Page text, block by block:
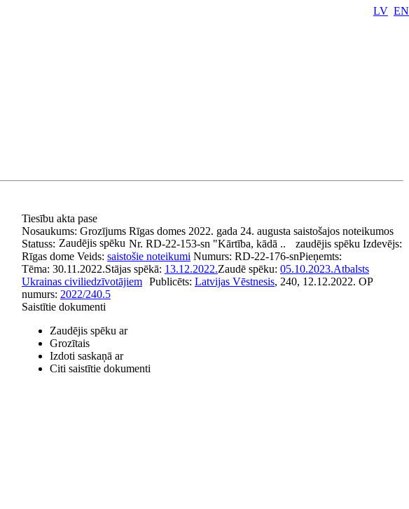
LV EN
Tiesību akta pase
Nosaukums: Grozījums Rīgas domes 2022. gada 24. augusta saistošajos noteikumos
Nr. RD-22-153-sn "Kārtība, kādā ..
Statuss: Zaudējis spēku zaudējis spēku Izdevējs:
Rīgas dome Veids: saistošie noteikumi Numurs: RD-22-176-snPieņemts:
30.11.2022.Stājas spēkā: 13.12.2022.Zaudē spēku: 05.10.2023.
Tēma:
Atbalsts
Ukrainas civiliedzīvotājiem Publicēts: Latvijas Vēstnesis, 240, 12.12.2022. OP
numurs: 2022/240.5
Saistītie dokumenti
Zaudējis spēku ar
Grozītais
Izdoti saskaņā ar
Citi saistītie dokumenti